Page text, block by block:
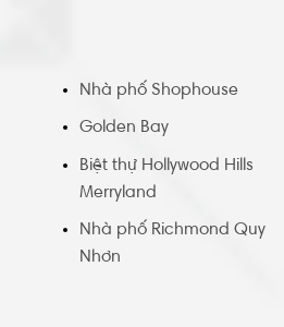
Nhà phố Shophouse
Golden Bay
Biệt thự Hollywood Hills
Merryland
Nhà phố Richmond Quy
Nhơn